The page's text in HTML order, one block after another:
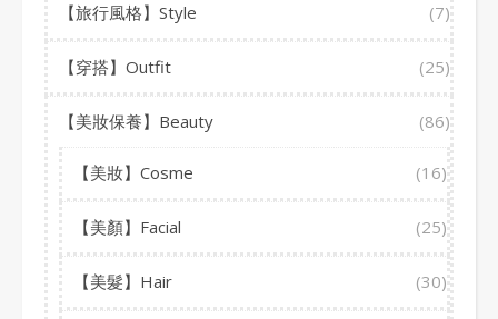
【旅行風格】Style (7)
【穿搭】Outfit (25)
【美妝保養】Beauty (86)
【美妝】Cosme (16)
【美顏】Facial (25)
【美髮】Hair (30)